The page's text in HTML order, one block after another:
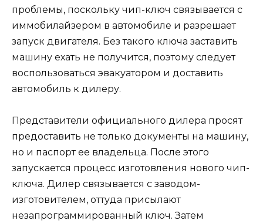
проблемы, поскольку чип-ключ связывается с
иммобилайзером в автомобиле и разрешает
запуск двигателя. Без такого ключа заставить
машину ехать не получится, поэтому следует
воспользоваться эвакуатором и доставить
автомобиль к дилеру.
Представители официального дилера просят
предоставить не только документы на машину,
но и паспорт ее владельца. После этого
запускается процесс изготовления нового чип-
ключа. Дилер связывается с заводом-
изготовителем, оттуда присылают
незапрограммированный ключ. Затем